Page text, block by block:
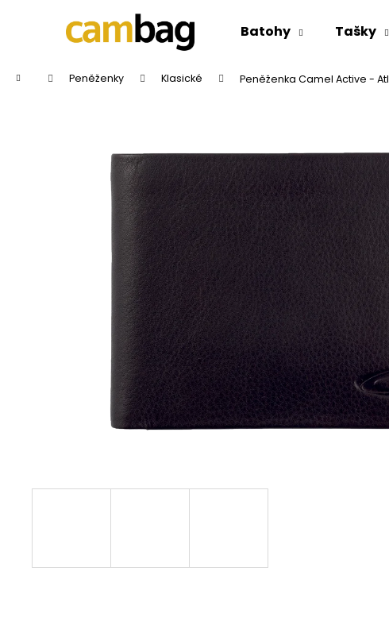
Batohy Tašky
Domů Peněženky Klasické Peněženka Camel Active -
Zpět
obchodu
Zpět
obchodu